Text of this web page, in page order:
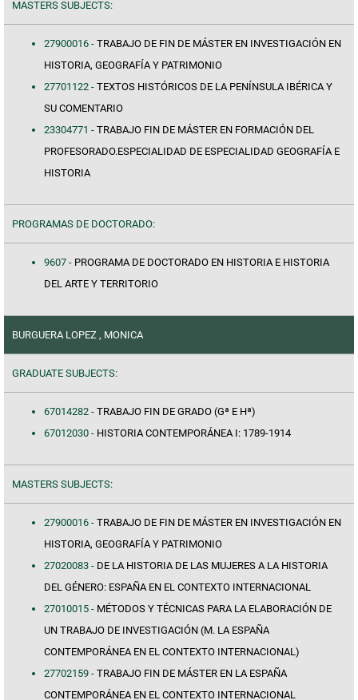
MASTERS SUBJECTS:
27900016 - TRABAJO DE FIN DE MÁSTER EN INVESTIGACIÓN EN
HISTORIA, GEOGRAFÍA Y PATRIMONIO
27701122 - TEXTOS HISTÓRICOS DE LA PENÍNSULA IBÉRICA Y
SU COMENTARIO
23304771 - TRABAJO FIN DE MÁSTER EN FORMACIÓN DEL
PROFESORADO.ESPECIALIDAD DE ESPECIALIDAD GEOGRAFÍA E
HISTORIA
PROGRAMAS DE DOCTORADO:
9607 - PROGRAMA DE DOCTORADO EN HISTORIA E HISTORIA
DEL ARTE Y TERRITORIO
BURGUERA LOPEZ , MONICA
GRADUATE SUBJECTS:
67014282 - TRABAJO FIN DE GRADO (Gª E Hª)
67012030 - HISTORIA CONTEMPORÁNEA I: 1789-1914
MASTERS SUBJECTS:
27900016 - TRABAJO DE FIN DE MÁSTER EN INVESTIGACIÓN EN
HISTORIA, GEOGRAFÍA Y PATRIMONIO
27020083 - DE LA HISTORIA DE LAS MUJERES A LA HISTORIA
DEL GÉNERO: ESPAÑA EN EL CONTEXTO INTERNACIONAL
27010015 - MÉTODOS Y TÉCNICAS PARA LA ELABORACIÓN DE
UN TRABAJO DE INVESTIGACIÓN (M. LA ESPAÑA
CONTEMPORÁNEA EN EL CONTEXTO INTERNACIONAL)
27702159 - TRABAJO FIN DE MÁSTER EN LA ESPAÑA
CONTEMPORÁNEA EN EL CONTEXTO INTERNACIONAL